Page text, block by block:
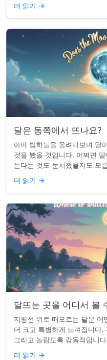
더 읽기 →
달은 동쪽에서 뜨나요?
아마 밤하늘을 올려다보며 달
것을 봤을 것입니다. 어쩌면
는다는 것도 눈치챘을지도 모
달은 정말 매번 동쪽에서 뜰까
더 읽기 →
달뜨는 곳을 어디서 볼
지평선 위로 떠오르는 달은
더 크고 특별하게 느껴집니다
그리고 놀랍도록 감동적입니
면 잡기 쉽지 않을 수 있습니...
더 읽기 →